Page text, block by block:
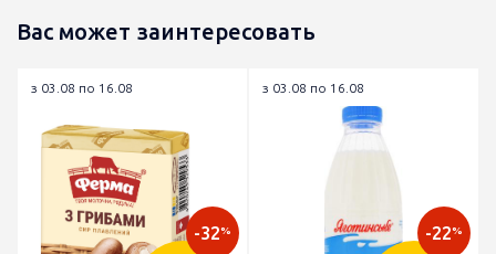
Вас может заинтересовать
з 03.08 по 16.08
-32%
з 03.08 по 16.08
-22%